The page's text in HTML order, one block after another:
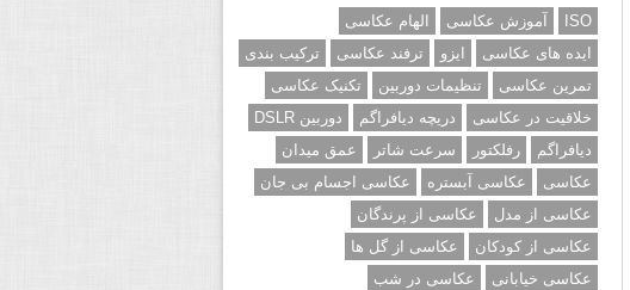
ISO آموزش عکاسی
الهام عکاسی
ایده های عکاسی
ایزو ترفند عکاسی
ترکیب بندی
تمرین عکاسی
تنظیمات دوربین
تکنیک عکاسی
خلاقیت در عکاسی
دریچه دیافراگم
دوربین DSLR
دیافراگم
رفلکتور سرعت شاتر
عمق میدان
عکاسی
عکاسی آبستره
عکاسی اجسام بی جان
عکاسی از مدل
عکاسی از پرندگان
عکاسی از کودکان
عکاسی از گل ها
عکاسی خیابانی
عکاسی در شب